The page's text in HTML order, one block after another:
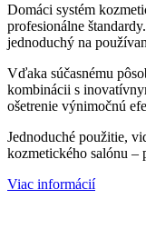
Domáci systém
profesionálne
jednoduchý na
Vďaka súčasnému
kombinácii s
ošetrenie výnimočnú
Jednoduché použitie,
kozmetického salónu –
Viac informácií